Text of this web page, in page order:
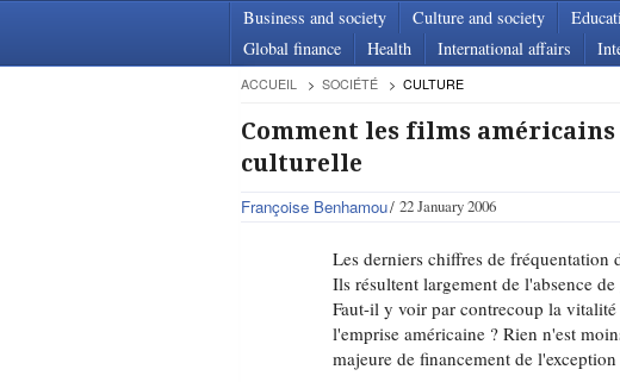
Business and society Culture and society
Global finance
Health International affairs
ACCUEIL SOCIÉTÉ CULTURE
Comment les films
culturelle
Françoise Benhamou 22 January 2006
Les derniers chiffres de fréquentation
Ils résultent largement de l'absence
Faut-il y voir par contrecoup la vitalité
l'emprise américaine ? Rien n'est
majeure de financement de